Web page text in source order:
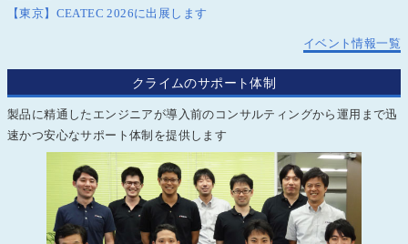
【東京】CEATEC 2026に出展します
イベント情報一覧
クライムのサポート体制
製品に精通したエンジニアが導入前のコンサルティングから運用まで迅
速かつ安心なサポート体制を提供します